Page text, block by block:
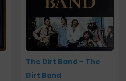
The Dirt Band – The
Dirt Band